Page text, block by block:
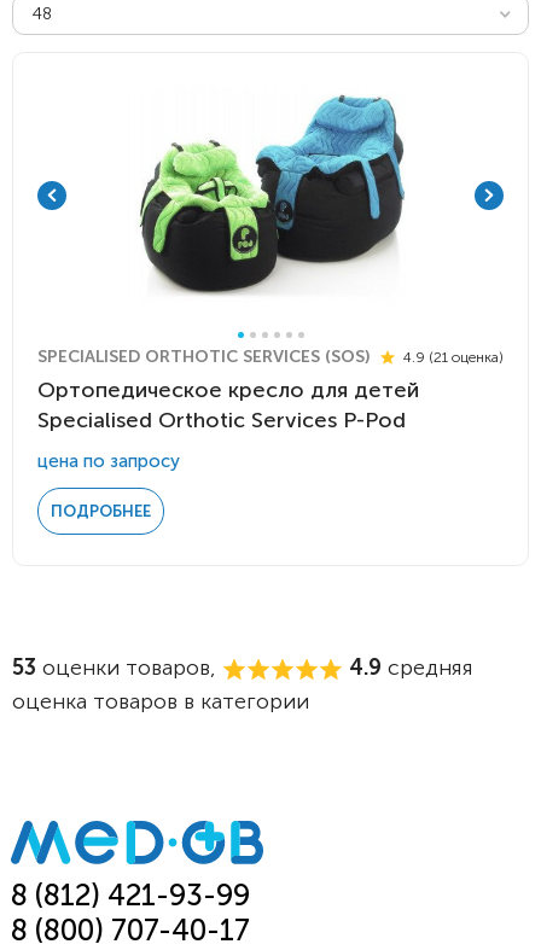
48
SPECIALISED ORTHOTIC SERVICES (SOS) 4.9 (21 оценка)
Ортопедическое кресло для детей
Specialised Orthotic Services P-Pod
цена по запросу
ПОДРОБНЕЕ
53 оценки товаров, 4.9 средняя
оценка товаров в категории
8 (812) 421-93-99
8 (800) 707-40-17